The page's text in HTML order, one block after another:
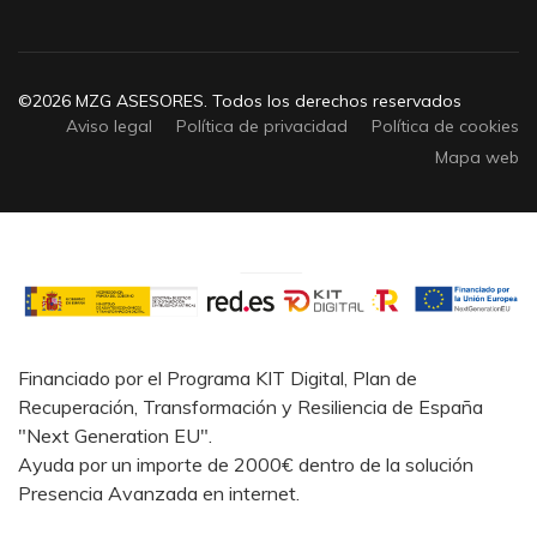
©2026 MZG ASESORES. Todos los derechos reservados
Aviso legal
Política de privacidad
Política de cookies
Mapa web
Financiado por el Programa KIT Digital, Plan de
Recuperación, Transformación y Resiliencia de España
"Next Generation EU".
Ayuda por un importe de 2000€ dentro de la solución
Presencia Avanzada en internet.